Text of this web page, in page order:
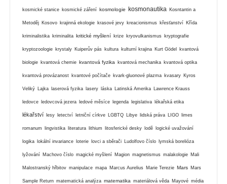
kosmické stanice kosmické záření kosmologie kosmonautika Kosntantin a
Metoděj Kosovo krajinná ekologie krasové jevy kreacionismus křesťanství Křída
kriminalistika kriminalita kritické myšlení krize kryovulkanismus kryptografie
kryptozoologie krystaly Kuiperův pás kultura kulturní krajina Kurt Gödel kvantová
biologie kvantová chemie kvantová fyzika kvantová mechanika kvantová optika
kvantová provázanost kvantové počítače kvark-gluonové plazma kvasary Kyros
Veliký Lajka laserová fyzika lasery láska Latinská Amerika Lawrence Krauss
ledovce ledovcová jezera ledové měsíce legenda legislativa lékařská etika
lékařství lesy letectví letniční církve LGBTQ Libye lidská práva LIGO limes
romanum lingvistika literatura lithium litosferické desky lodě logické uvažování
logika lokální invariance loterie lovci a sběrači Ludolfovo číslo lymská borelióza
lyžování Machovo číslo magické myšlení Magion magnetismus malakologie Mali
Malostranský hřbitov manipulace mapa Marcus Aurelius Marie Terezie Mars Mars
Sample Return matematická analýza matematika materiálová věda Mayové média